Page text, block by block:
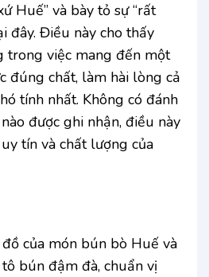
Huế” và bày tỏ sự “rất
đây. Điều này cho thấy
trong việc mang đến một
đúng chất, làm hài lòng cả
tính nhất. Không có đánh
được ghi nhận, điều này
tín và chất lượng của
của món bún bò Huế và
bún đậm đà, chuẩn vị